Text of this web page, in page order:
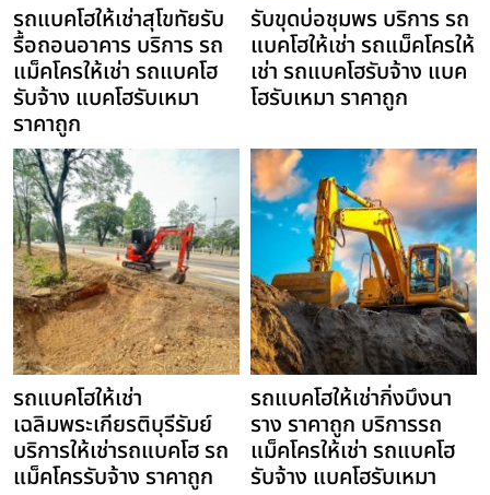
รถแบคโฮให้เช่าสุโขทัยรับ
รื้อถอนอาคาร บริการ รถ
แม็คโครให้เช่า รถแบคโฮ
รับจ้าง แบคโฮรับเหมา
ราคาถูก
รับขุดบ่อชุมพร บริการ รถ
แบคโฮให้เช่า รถแม็คโครให้
เช่า รถแบคโฮรับจ้าง แบค
โฮรับเหมา ราคาถูก
รถแบคโฮให้เช่า
เฉลิมพระเกียรติบุรีรัมย์
บริการให้เช่ารถแบคโฮ รถ
แม็คโครรับจ้าง ราคาถูก
รถแบคโฮให้เช่ากิ่งบึงนา
ราง ราคาถูก บริการรถ
แม็คโครให้เช่า รถแบคโฮ
รับจ้าง แบคโฮรับเหมา